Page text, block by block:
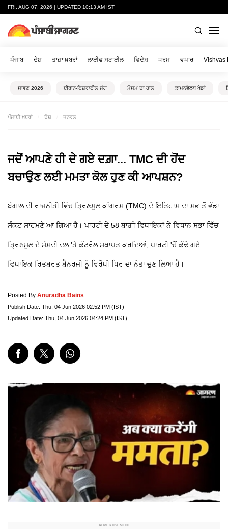
FRI, AUG 07, 2026 | UPDATED 10:13 AM IST
ਪੰਜਾਬ ਦੇਸ਼ ਤਾਜ਼ਾ ਖ਼ਬਰਾਂ ਲਾਈਫ ਸਟਾਈਲ ਵਿਦੇਸ਼ ਧਰਮ ਵਪਾਰ Vishvas
ਸਾਵਣ 2026 ਈਰਾਨ-ਇਜ਼ਰਾਈਲ ਜੰਗ ਮੌਸਮ ਦਾ ਹਾਲ ਕਾਮਨਵੈਲਥ ਖੇਡਾਂ
ਪੰਜਾਬੀ ਖ਼ਬਰਾਂ ਦੇਸ਼ ਜਨਰਲ
ਜਦੋਂ ਆਪਣੇ ਹੀ ਦੇ ਗਏ ਦਗ਼ਾ... TMC ਦੀ ਹੋਂਦ
ਬਚਾਉਣ ਲਈ ਮਮਤਾ ਕੋਲ ਹੁਣ ਕੀ ਆਪਸ਼ਨ?
ਬੰਗਾਲ ਦੀ ਰਾਜਨੀਤੀ ਵਿੱਚ ਤ੍ਰਿਣਮੂਲ ਕਾਂਗਰਸ (TMC) ਦੇ ਇਤਿਹਾਸ ਦਾ ਸਭ ਤੋਂ ਵੱਡਾ
ਸੰਕਟ ਸਾਹਮਣੇ ਆ ਗਿਆ ਹੈ। ਪਾਰਟੀ ਦੇ 58 ਬਾਗ਼ੀ ਵਿਧਾਇਕਾਂ ਨੇ ਵਿਧਾਨ ਸਭਾ ਵਿੱਚ
ਤ੍ਰਿਣਮੂਲ ਦੇ ਸੰਸਦੀ ਦਲ 'ਤੇ ਕੰਟਰੋਲ ਸਥਾਪਤ ਕਰਦਿਆਂ, ਪਾਰਟੀ 'ਚੋਂ ਕੱਢੇ ਗਏ
ਵਿਧਾਇਕ ਰਿਤਬਰਤ ਬੈਨਰਜੀ ਨੂੰ ਵਿਰੋਧੀ ਧਿਰ ਦਾ ਨੇਤਾ ਚੁਣ ਲਿਆ ਹੈ।
Posted By Anuradha Bains
Publish Date: Thu, 04 Jun 2026 02:52 PM (IST)
Updated Date: Thu, 04 Jun 2026 04:24 PM (IST)